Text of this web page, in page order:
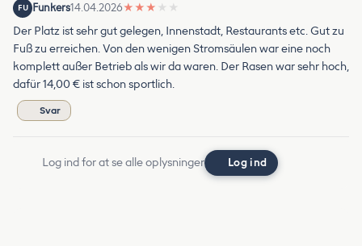
FU Funkers14.04.2026★ ★ ★ ★ ★
Der Platz ist sehr gut gelegen, Innenstadt, Restaurants etc. Gut zu
Fuß zu erreichen. Von den wenigen Stromsäulen war eine noch
komplett außer Betrieb als wir da waren. Der Rasen war sehr hoch,
dafür 14,00 € ist schon sportlich.
Svar
Log ind for at se alle oplysninger Log ind